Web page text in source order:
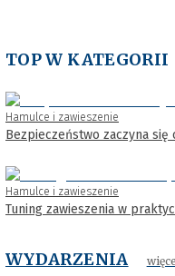
TOP W KATEGORII
Hamulce i zawieszenie
Bezpieczeństwo zaczyna się
Hamulce i zawieszenie
Tuning zawieszenia w
WYDARZENIA